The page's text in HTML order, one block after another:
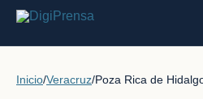
Inicio/Veracruz/Poza Rica de